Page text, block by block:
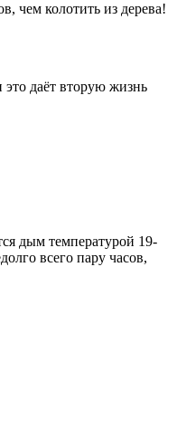
чем колотить из дерева!
даёт вторую жизнь
дым температурой 19-
всего пару часов,